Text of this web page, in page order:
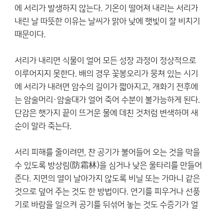
에 서리가 발생하지 않는다. 기온이 떨어져 내리는 서리가
내린 날 따뜻한 이유는 날씨가 맑아 낮에 햇빛이 잘 비치기
때문이다.
서리가 내리면 식물이 얼어 모든 성장 과정이 정상적으로
이루어지지 못한다. 배의 경우 꽃봉오리가 뭉쳐 있는 시기
에 서리가 내려면 암수의 길이가 짧아지고, 개화기 전후에
는 암술머리·암술대가 얼어 죽어 수분이 불가능하게 된다.
단감은 햇가지 끝이 뜨거운 물에 데친 것처럼 변색하며 새
순이 말라 죽는다.
서리 피해를 줄이려면, 찬 공기가 불어들어 오는 것을 막을
수 있도록 방상림(防霜林)을 심거나 낮은 울타리를 만들어
준다. 지면의 열이 날아가지 않도록 비닐 또는 가마니 같은
것으로 덮어 주는 것도 한 방법이다. 연기를 피우거나 선풍
기로 바람을 일으켜 공기를 뒤섞어 놓는 것도 수증기가 얼